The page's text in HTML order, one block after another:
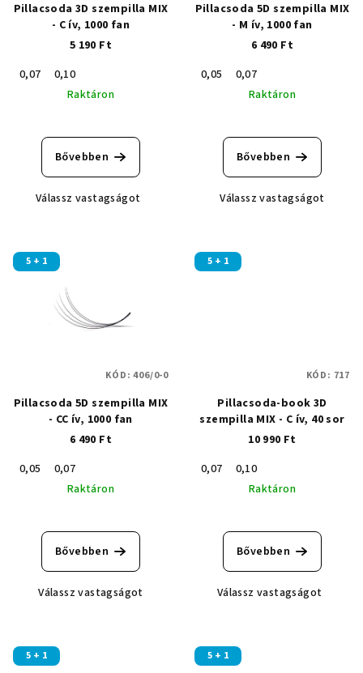
Pillacsoda 3D szempilla MIX
- C ív, 1000 fan
5 190 Ft
0,07
0,10
Raktáron
termék
átlagos
értékelése
ből
Bővebben
Válassz vastagságot
Pillacsoda 5D szempilla MIX
- M ív, 1000 fan
6 490 Ft
0,05
0,07
Raktáron
Bővebben
Válassz vastagságot
5 + 1
Pillacsoda 5D szempilla MIX
- CC ív, 1000 fan
6 490 Ft
0,05
0,07
Raktáron
termék
átlagos
értékelése
ből
Bővebben
Válassz vastagságot
KÓD:406/0-0
5 + 1
Pillacsoda-book 3D
szempilla MIX - C ív, 40 sor
10 990 Ft
0,07
0,10
Raktáron
termék
átlagos
értékelése
ből
Bővebben
Válassz vastagságot
KÓD: 717
5 + 1 5 + 1